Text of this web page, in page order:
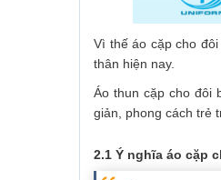
Vì thế áo cặp cho
thân hiện nay.
Áo thun cặp cho đôi
giản, phong cách trẻ
2.1 Ý nghĩa áo cặp